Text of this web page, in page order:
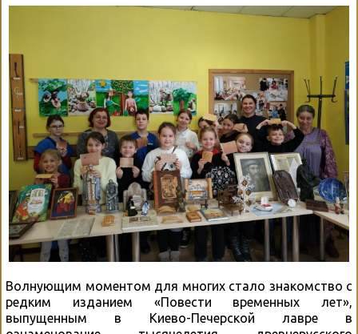
Волнующим моментом для многих стало знакомство с
редким изданием «Повести временных лет»,
выпущенным в Киево-Печерской лавре в